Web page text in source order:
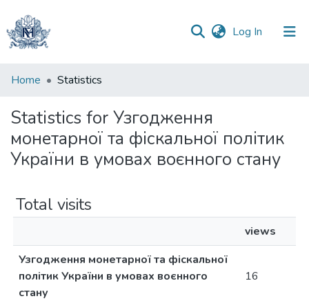
Log In (current)
Communities
Collections
All of DSpace
Home Statistics
Statistics for Узгодження
монетарної та фіскальної політик
України в умовах воєнного стану
Total visits
views
Узгодження монетарної та фіскальної
політик України в умовах воєнного
стану
16